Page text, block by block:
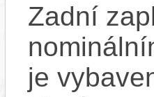
Zadní
je